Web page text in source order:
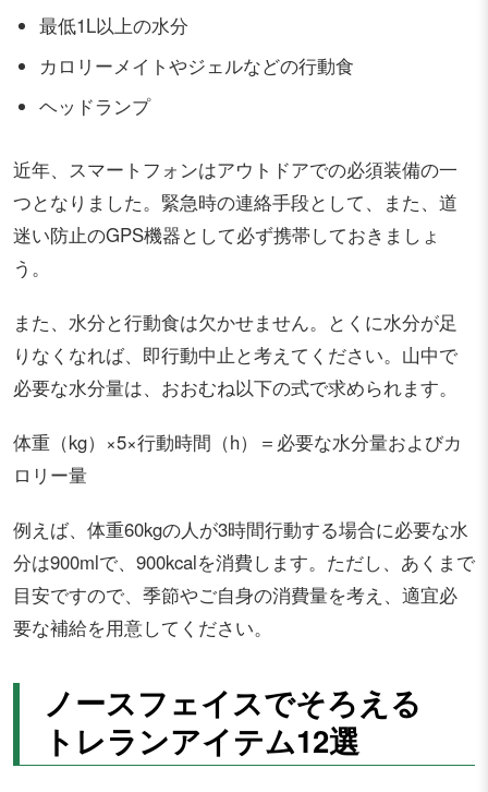
最低1L以上の水分
カロリーメイトやジェルなどの行動食
ヘッドランプ
近年、スマートフォンはアウトドアでの必須装備の一
つとなりました。緊急時の連絡手段として、また、道
迷い防止のGPS機器として必ず携帯しておきましょ
う。
また、水分と行動食は欠かせません。とくに水分が足
りなくなれば、即行動中止と考えてください。山中で
必要な水分量は、おおむね以下の式で求められます。
体重（kg）×5×行動時間（h）＝必要な水分量およびカ
ロリー量
例えば、体重60kgの人が3時間行動する場合に必要な水
分は900mlで、900kcalを消費します。ただし、あくまで
目安ですので、季節やご自身の消費量を考え、適宜必
要な補給を用意してください。
ノースフェイスでそろえる
トレランアイテム12選